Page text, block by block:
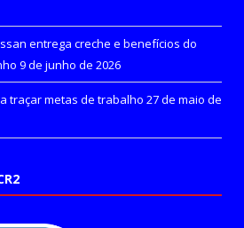
entrega creche e benefícios do
9 de junho de 2026
traçar metas de trabalho 27 de maio de